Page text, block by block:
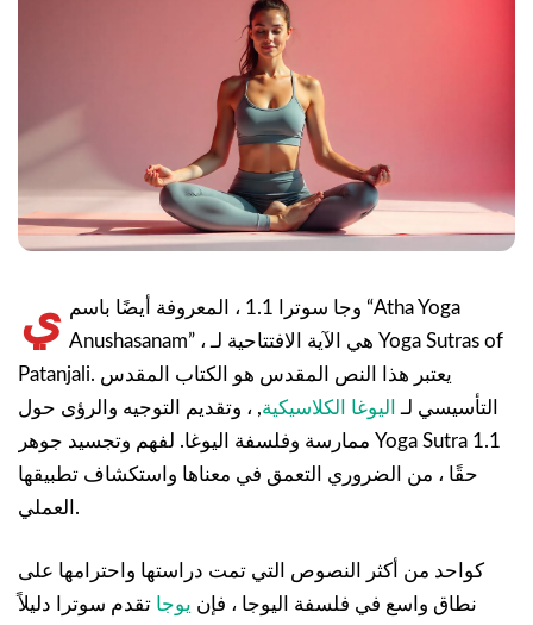
ي وجا سوترا 1.1 ، المعروفة أيضًا باسم “Atha Yoga
Anushasanam” ، هي الآية الافتتاحية لـ Yoga Sutras of
Patanjali. يعتبر هذا النص المقدس هو الكتاب المقدس
التأسيسي لـ اليوغا الكلاسيكية, ، وتقديم التوجيه والرؤى حول
ممارسة وفلسفة اليوغا. لفهم وتجسيد جوهر Yoga Sutra 1.1
حقًا ، من الضروري التعمق في معناها واستكشاف تطبيقها
العملي.
كواحد من أكثر النصوص التي تمت دراستها واحترامها على
نطاق واسع في فلسفة اليوجا ، فإن يوجا تقدم سوترا دليلاً